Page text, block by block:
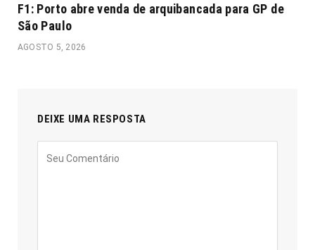
F1: Porto abre venda de arquibancada para GP de
São Paulo
AGOSTO 5, 2026
DEIXE UMA RESPOSTA